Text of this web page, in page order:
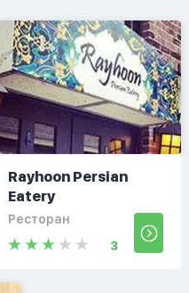
Rayhoon Persian
Eatery
Ресторан
3